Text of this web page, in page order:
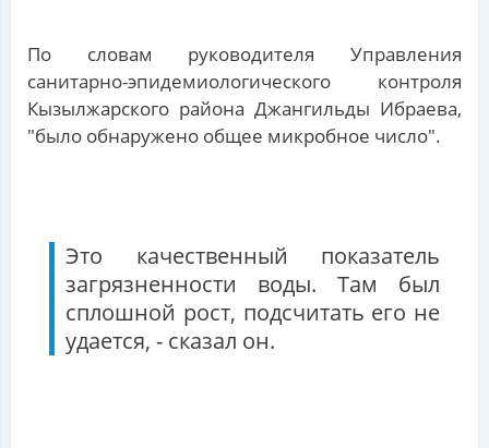
По словам руководителя Управления
санитарно-эпидемиологического контроля
Кызылжарского района Джангильды Ибраева,
"было обнаружено общее микробное число".
Это качественный показатель
загрязненности воды. Там был
сплошной рост, подсчитать его не
удается, - сказал он.